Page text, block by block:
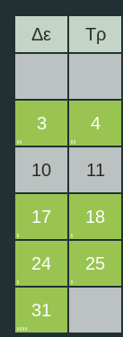
Δε Τρ
3 4
10 11
17 18
24 25
31